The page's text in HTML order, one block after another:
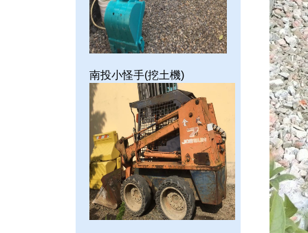
南投小怪手(挖土機)